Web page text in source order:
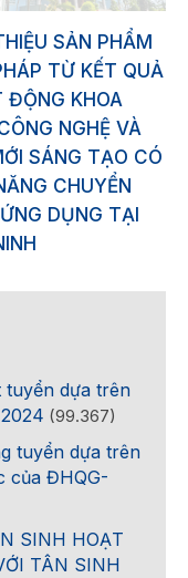
SẢN PHẨM
TỪ KẾT QUẢ
ĐỘNG KHOA
NGHỆ VÀ
SÁNG TẠO CÓ
CHUYỂN
DỤNG TẠI
dựa trên
(99.367)
tuyển dựa trên
của ĐHQG-
SINH HOẠT
TÂN SINH